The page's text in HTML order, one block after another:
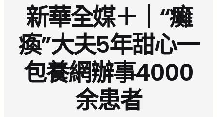
新華全媒＋｜“癱
瘓”大夫5年甜心一
包養網辦事4000
余患者